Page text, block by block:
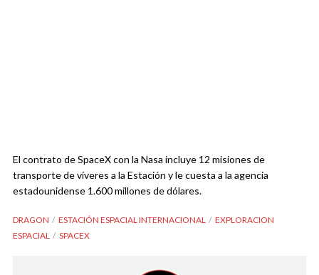
El contrato de SpaceX con la Nasa incluye 12 misiones de
transporte de víveres a la Estación y le cuesta a la agencia
estadounidense 1.600 millones de dólares.
DRAGON ESTACIÓN ESPACIAL INTERNACIONAL
EXPLORACION
ESPACIAL
SPACEX